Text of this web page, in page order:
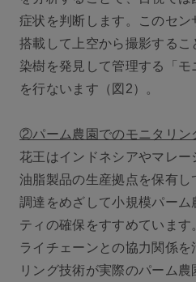
症状を判断します。このセン
搭載して上空から撮影する
染樹を発見して管理する「
を行ないます（図2）。
②パーム農園でのモニタリン
花王はインドネシアやマレ
油脂製品の生産拠点を保有
調達をめざして小規模パーム
ティの確保をすすめていま
ライチェーンとの協力関係を
リング技術が実際のパーム